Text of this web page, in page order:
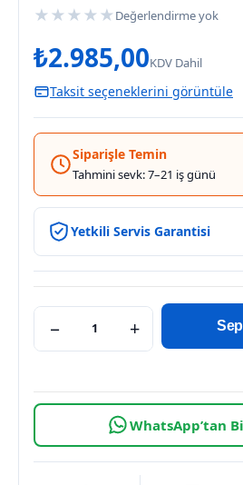
★ ★ ★ ★ ★ Değerlendirme yok
₺2.985,00KDV Dahil
Taksit seçeneklerini görüntüle
Siparişle Temin
Tahmini sevk: 7–21 iş günü
Yetkili Servis Garantisi
− +
WhatsApp’tan